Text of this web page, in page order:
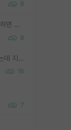
8
그보다도 신기할정도로 교수가 편애하면 그사람만 논문이 되더라구요 내용이 다른 사람보다 허접해도요
8
지방대 이 단어가 진짜 너무 짜증나는데 지방대면 다 그냥 쓰레기인가요? 무슨 말 같지도 않은 댓글들이 있는건지??? 지방에도 충분히 좋은 대학 많고 충분히 잘하는 교수님들 많습니다 포항공대 4개 IST 대표 지거국들 여기 모두 다 지방에 있고 여기 출신들 중에 교수하는 분들 적지 않습니다 지거국 출신이 무슨 교수를 하냐?라고 생각할 사람들 많은데 상위 대표 지거국에 아웃라이어들 많습니다 결국 개인의 연구역량과 실적이 중요합니다 이 역량을 펼치는데 있어서 지도교수와의 합도 중요합니다. 그리고 경력이 필요하면 해외포닥까지 다녀오세요
16
7